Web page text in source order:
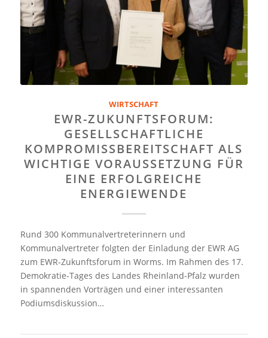
WIRTSCHAFT
EWR-ZUKUNFTSFORUM:
GESELLSCHAFTLICHE
KOMPROMISSBEREITSCHAFT ALS
WICHTIGE VORAUSSETZUNG FÜR
EINE ERFOLGREICHE
ENERGIEWENDE
Rund 300 Kommunalvertreterinnern und
Kommunalvertreter folgten der Einladung der EWR AG
zum EWR-Zukunftsforum in Worms. Im Rahmen des 17.
Demokratie-Tages des Landes Rheinland-Pfalz wurden
in spannenden Vorträgen und einer interessanten
Podiumsdiskussion…